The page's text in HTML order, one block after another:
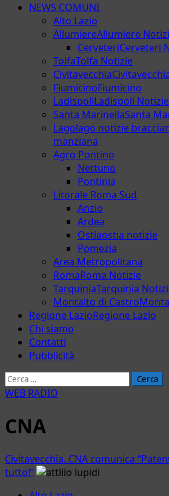
NEWS COMUNI
Alto Lazio
AllumiereAllumiere
CerveteriCerveteri
TolfaTolfa Notizie
Civitavecchia
FiumicinoFiumicino
LadispoliLadispoli Notizie
Santa MarinellaSanta
Lagolago notizie
manziana
Agro Pontino
Nettuno
Pontinia
Litorale Roma Sud
Anzio
Ardea
Ostiaostia notizie
Pomezia
Area Metropolitana
RomaRoma Notizie
TarquiniaTarquinia
Montalto di Castro
Regione LazioRegione Lazio
Chi siamo
Contatti
Pubblicità
Ricerca
per:
WEB RADIO
CNA
Civitavecchia. CNA comunica
tutto!”